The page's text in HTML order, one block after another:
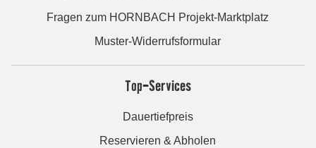
Fragen zum HORNBACH Projekt-Marktplatz
Muster-Widerrufsformular
Top-Services
Dauertiefpreis
Reservieren & Abholen